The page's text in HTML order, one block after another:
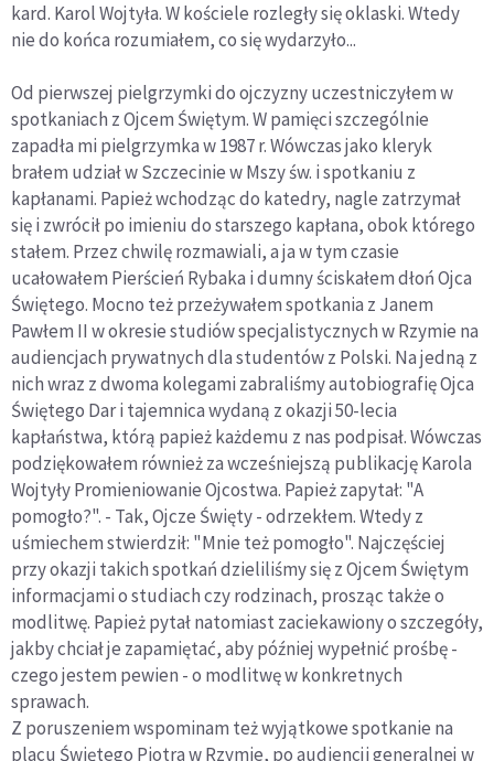
kard. Karol Wojtyła. W kościele rozległy się oklaski. Wtedy
nie do końca rozumiałem, co się wydarzyło...
Od pierwszej pielgrzymki do ojczyzny uczestniczyłem w
spotkaniach z Ojcem Świętym. W pamięci szczególnie
zapadła mi pielgrzymka w 1987 r. Wówczas jako kleryk
brałem udział w Szczecinie w Mszy św. i spotkaniu z
kapłanami. Papież wchodząc do katedry, nagle zatrzymał
się i zwrócił po imieniu do starszego kapłana, obok którego
stałem. Przez chwilę rozmawiali, a ja w tym czasie
ucałowałem Pierścień Rybaka i dumny ściskałem dłoń Ojca
Świętego. Mocno też przeżywałem spotkania z Janem
Pawłem II w okresie studiów specjalistycznych w Rzymie na
audiencjach prywatnych dla studentów z Polski. Na jedną z
nich wraz z dwoma kolegami zabraliśmy autobiografię Ojca
Świętego Dar i tajemnica wydaną z okazji 50-lecia
kapłaństwa, którą papież każdemu z nas podpisał. Wówczas
podziękowałem również za wcześniejszą publikację Karola
Wojtyły Promieniowanie Ojcostwa. Papież zapytał: "A
pomogło?". - Tak, Ojcze Święty - odrzekłem. Wtedy z
uśmiechem stwierdził: "Mnie też pomogło". Najczęściej
przy okazji takich spotkań dzieliliśmy się z Ojcem Świętym
informacjami o studiach czy rodzinach, prosząc także o
modlitwę. Papież pytał natomiast zaciekawiony o szczegóły,
jakby chciał je zapamiętać, aby później wypełnić prośbę -
czego jestem pewien - o modlitwę w konkretnych
sprawach.
Z poruszeniem wspominam też wyjątkowe spotkanie na
placu Świętego Piotra w Rzymie, po audiencji generalnej w